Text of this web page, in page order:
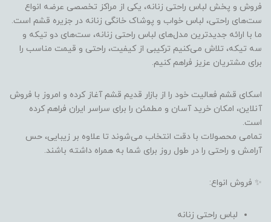
فروش و پخش لباس راحتی زنانه، یکی از مراکز تخصصی عرضه انواع
ست‌های راحتی، لباس خواب و پوشاک خانگی زنانه در جزیره قشم است.
ما با ارائه جدیدترین مدل‌های لباس راحتی زنانه، ست‌های دو تیکه و
سه تیکه، تلاش می‌کنیم ترکیبی از کیفیت، راحتی و قیمت مناسب را
برای مشتریان عزیز فراهم کنیم.
اسکای قشم فعالیت خود را از بازار قدیم قشم آغاز کرده و امروز با فروش
آنلاین، امکان خرید آسان و مطمئن را برای سراسر ایران فراهم کرده
است.
تمامی محصولات با دقت انتخاب می‌شوند تا علاوه بر زیبایی، حس
آرامش و راحتی را در طول روز برای شما به همراه داشته باشند.
✨ فروش انواع:
لباس راحتی زنانه